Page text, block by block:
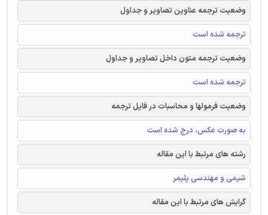
وضعیت ترجمه عناوین تصاویر و جداول
ترجمه شده است
وضعیت ترجمه متون داخل تصاویر و جداول
ترجمه شده است
وضعیت فرمولها و محاسبات در فایل ترجمه
به صورت عکس، درج شده است
رشته های مرتبط با این مقاله
شیمی و مهندسی پلیمر
گرایش های مرتبط با این مقاله